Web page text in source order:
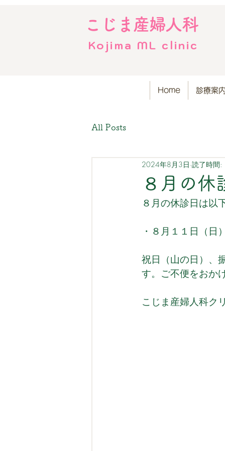
こじま産婦人科
Kojima ML clinic
Home 診療案
All Posts
８月の休
2024年8月3日 読了時間:
８月の休診日は以
・８月１１日（日
祝日（山の日）、
す。ご不便をおか
こじま産婦人科ク